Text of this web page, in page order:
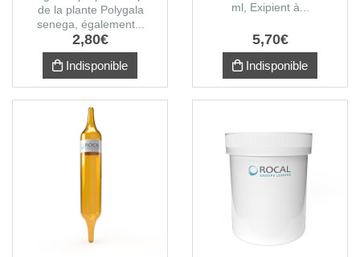
de la plante Polygala
senega, également...
2,80€
Indisponible
ml, Exipient à...
5,70€
Indisponible